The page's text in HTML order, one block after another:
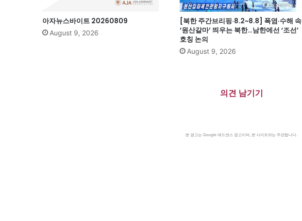
아자뉴스바이트 20260809
August 9, 2026
[북한 주간브리핑·8.2~8.8] 폭염·수해 속
‘원산갈마’ 띄우는 북한…남한에선 ‘조선’
호칭 논의
August 9, 2026
의견 남기기
본 광고는 Google 애드센스 광고이며, 본 사이트와는 무관합니다.